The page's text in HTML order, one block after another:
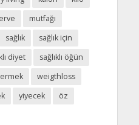
mutfağı
sağlık
sağlık için
diyet
sağlıklı öğün
weigthloss
yiyecek öz